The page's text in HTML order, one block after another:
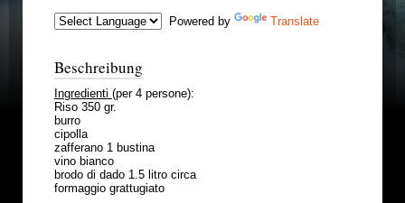
Powered by Translate
Beschreibung
Ingredienti (per 4 persone):
Riso 350 gr.
burro
cipolla
zafferano 1 bustina
vino bianco
brodo di dado 1.5 litro circa
formaggio grattugiato